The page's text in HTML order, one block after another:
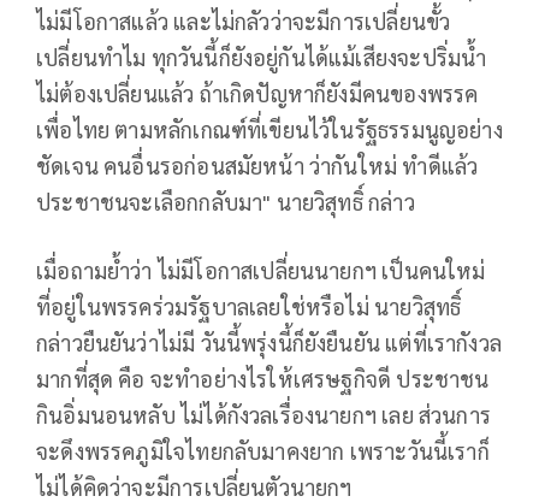
ไม่มีโอกาสแล้ว และไม่กลัวว่าจะมีการเปลี่ยนขั้ว
เปลี่ยนทำไม ทุกวันนี้ก็ยังอยู่กันได้แม้เสียงจะปริ่มน้ำ
ไม่ต้องเปลี่ยนแล้ว ถ้าเกิดปัญหาก็ยังมีคนของพรรค
เพื่อไทย ตามหลักเกณฑ์ที่เขียนไว้ในรัฐธรรมนูญอย่าง
ชัดเจน คนอื่นรอก่อนสมัยหน้า ว่ากันใหม่ ทำดีแล้ว
ประชาชนจะเลือกกลับมา" นายวิสุทธิ์ กล่าว
เมื่อถามย้ำว่า ไม่มีโอกาสเปลี่ยนนายกฯ เป็นคนใหม่
ที่อยู่ในพรรคร่วมรัฐบาลเลยใช่หรือไม่ นายวิสุทธิ์
กล่าวยืนยันว่าไม่มี วันนี้พรุ่งนี้ก็ยังยืนยัน แต่ที่เรากังวล
มากที่สุด คือ จะทำอย่างไรให้เศรษฐกิจดี ประชาชน
กินอิ่มนอนหลับ ไม่ได้กังวลเรื่องนายกฯ เลย ส่วนการ
จะดึงพรรคภูมิใจไทยกลับมาคงยาก เพราะวันนี้เราก็
ไม่ได้คิดว่าจะมีการเปลี่ยนตัวนายกฯ